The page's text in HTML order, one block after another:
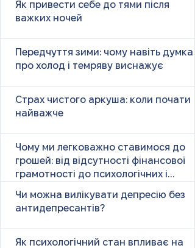
Як привести себе до тями після
важких ночей
Передчуття зими: чому навіть думка
про холод і темряву виснажує
Страх чистого аркуша: коли почати
найважче
Чому ми легковажно ставимося до
грошей: від відсутності фінансової
грамотності до психологічних і
Чи можна вилікувати депресію без
антидепресантів?
Як психологічний стан впливає на